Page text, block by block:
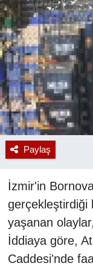
Paylaş
İzmir'in
gerçekleştirdiği
yaşanan
İddiaya göre,
Caddesi'nde